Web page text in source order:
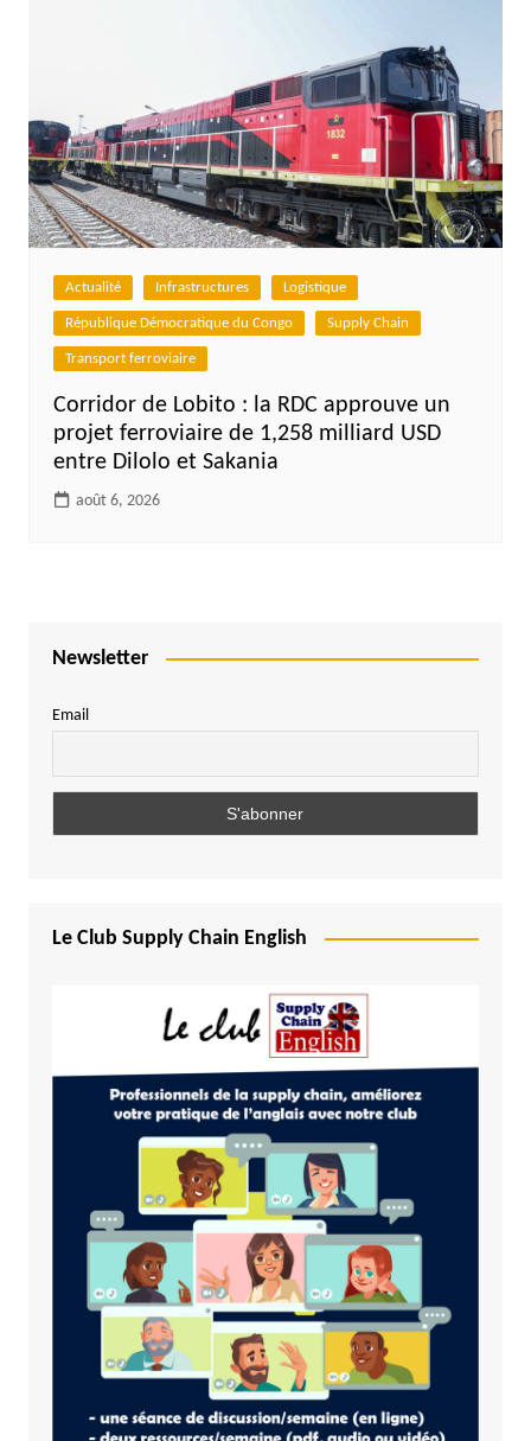
Actualité Infrastructures Logistique
République Démocratique du Congo Supply Chain
Transport ferroviaire
Corridor de Lobito : la RDC approuve un
projet ferroviaire de 1,258 milliard USD
entre Dilolo et Sakania
août 6, 2026
Newsletter
Email
Le Club Supply Chain English